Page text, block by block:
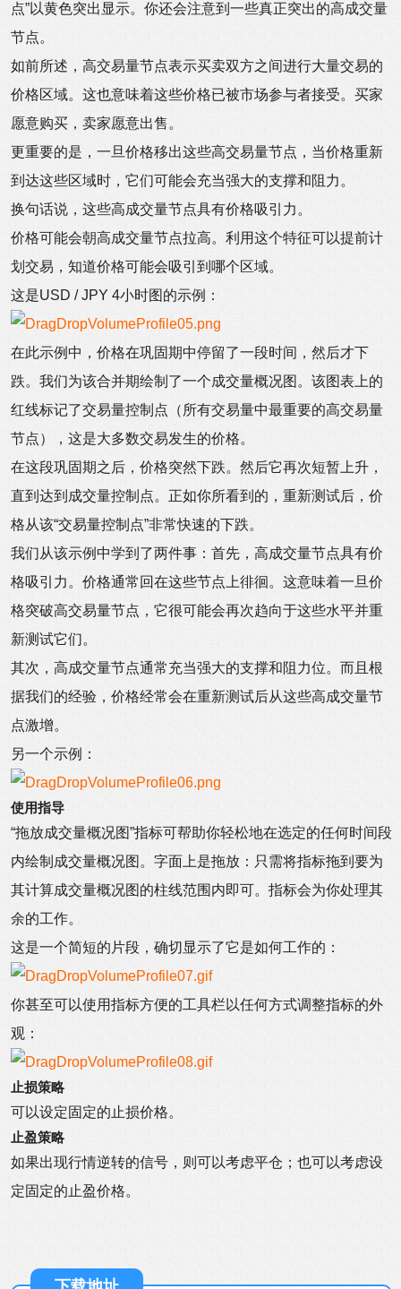
点”以黄色突出显示。你还会注意到一些真正突出的高成交量
节点。
如前所述，高交易量节点表示买卖双方之间进行大量交易的
价格区域。这也意味着这些价格已被市场参与者接受。买家
愿意购买，卖家愿意出售。
更重要的是，一旦价格移出这些高交易量节点，当价格重新
到达这些区域时，它们可能会充当强大的支撑和阻力。
换句话说，这些高成交量节点具有价格吸引力。
价格可能会朝高成交量节点拉高。利用这个特征可以提前计
划交易，知道价格可能会吸引到哪个区域。
这是USD / JPY 4小时图的示例：
在此示例中，价格在巩固期中停留了一段时间，然后才下
跌。我们为该合并期绘制了一个成交量概况图。该图表上的
红线标记了交易量控制点（所有交易量中最重要的高交易量
节点），这是大多数交易发生的价格。
在这段巩固期之后，价格突然下跌。然后它再次短暂上升，
直到达到成交量控制点。正如你所看到的，重新测试后，价
格从该“交易量控制点”非常快速的下跌。
我们从该示例中学到了两件事：首先，高成交量节点具有价
格吸引力。价格通常回在这些节点上徘徊。这意味着一旦价
格突破高交易量节点，它很可能会再次趋向于这些水平并重
新测试它们。
其次，高成交量节点通常充当强大的支撑和阻力位。而且根
据我们的经验，价格经常会在重新测试后从这些高成交量节
点激增。
另一个示例：
使用指导
“拖放成交量概况图”指标可帮助你轻松地在选定的任何时间段
内绘制成交量概况图。字面上是拖放：只需将指标拖到要为
其计算成交量概况图的柱线范围内即可。指标会为你处理其
余的工作。
这是一个简短的片段，确切显示了它是如何工作的：
你甚至可以使用指标方便的工具栏以任何方式调整指标的外
观：
止损策略
可以设定固定的止损价格。
止盈策略
如果出现行情逆转的信号，则可以考虑平仓；也可以考虑设
定固定的止盈价格。